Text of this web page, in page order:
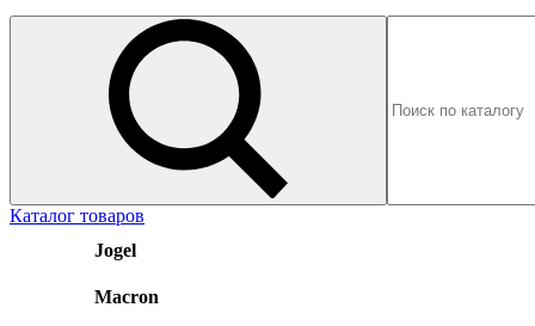
Каталог товаров
Jogel
Macron